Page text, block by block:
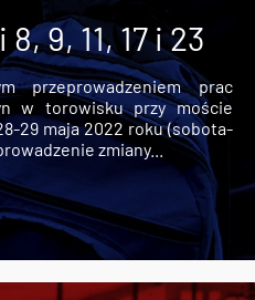
9, 11, 17 i 23
przeprowadzeniem prac
w torowisku przy moście
29 maja 2022 roku (sobota-
zmiany...